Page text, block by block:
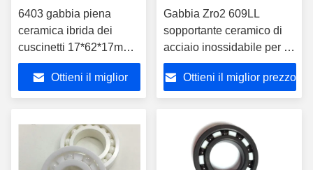
6403 gabbia piena
ceramica ibrida dei
cuscinetti 17*62*17mm
ZrO2 PTFE per la bici
Ottieni il miglior
Gabbia Zro2 609LL
sopportante ceramico di
acciaio inossidabile per il
pattino del dito
Ottieni il miglior prezzo